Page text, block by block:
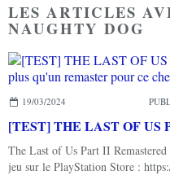
LES ARTICLES
NAUGHTY DOG
19/03/2024
The Last of Us Part II
jeu sur le PlayStation Store :